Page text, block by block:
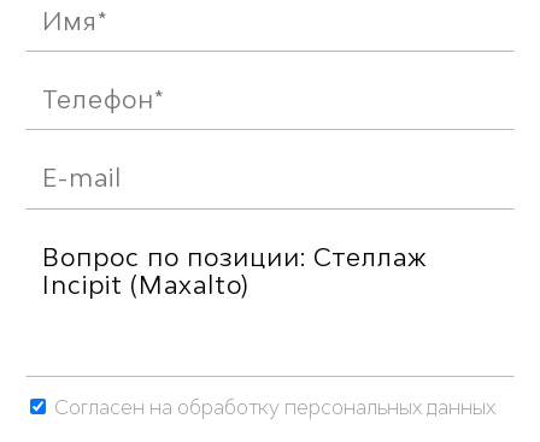
Согласен на обработку персональных данных